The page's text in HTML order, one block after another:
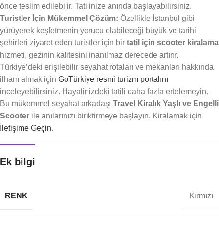
önce teslim edilebilir. Tatilinize anında başlayabilirsiniz.
Turistler İçin Mükemmel Çözüm: Özellikle İstanbul gibi
yürüyerek keşfetmenin yorucu olabileceği büyük ve tarihi
şehirleri ziyaret eden turistler için bir tatil için scooter kiralama
hizmeti, gezinin kalitesini inanılmaz derecede artırır.
Türkiye’deki erişilebilir seyahat rotaları ve mekanları hakkında
ilham almak için GoTürkiye resmi turizm portalını
inceleyebilirsiniz. Hayalinizdeki tatili daha fazla ertelemeyin.
Bu mükemmel seyahat arkadaşı Travel Kiralık Yaşlı ve Engelli
Scooter ile anılarınızı biriktirmeye başlayın. Kiralamak için
İletişime Geçin.
Ek bilgi
RENK Kırmızı